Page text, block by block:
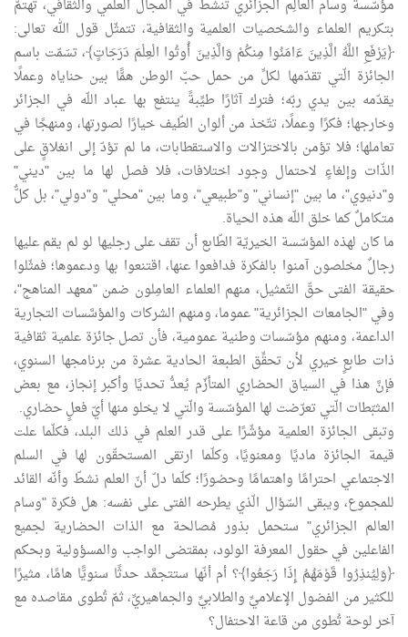
مؤسّسة وسام العالِم الجزائري تنشط في المجال العلمي والثقافي، تهتمّ
بتكريم العلماء والشخصيات العلمية والثقافية، تتمثّل قول الله تعالى:
﴿يَرْفَعِ اللَّهُ الَّذِينَ ءَامَنُوا مِنكُمْ وَالَّذِينَ أُوتُوا الْعِلْمَ دَرَجَاتٍ﴾، تسَمّت باسم
الجائزة الّتي تقدّمها لكلِّ من حمل حبّ الوطن همًّا بين حناياه وعملًا
يقدّمه بين يدي ربّه؛ فترك آثارًا طيِّبةً ينتفع بها عباد اللّه في الجزائر
وخارجها؛ فكرًا وعملًا، تتّخذ من ألوان الطّيف خيارًا لصورتها، ومنهجًا في
تعاملها؛ فلا تؤمن بالاختزالات والاستقطابات، ما لم تؤدّ إلى انغلاقٍ على
الذّات وإلغاءٍ لاحتمال وجود اختلافات، فلا فصل لها ما بين "ديني"
و"دنيوي"، ما بين "إنساني" و"طبيعي"، وما بين "محلي" و"دولي"، بل كلٌّ
متكاملٌ كما خلق اللّه هذه الحياة.
ما كان لهذه المؤسّسة الخيريّة الطّابع أن تقف على رجليها لو لم يقم عليها
رجالٌ مخلصون آمنوا بالفكرة فدافعوا عنها، اقتنعوا بها ودعموها؛ فمثّلوا
حقيقة الفتى حقّ التّمثيل، منهم العلماء العامِلون ضمن "معهد المناهج"،
وفي "الجامعات الجزائرية" عموما، ومنهم الشركات والمؤسَّسات التجارية
الداعمة، ومنهم مؤسّسات وطنية عمومية، فأن تصل جائزة علمية ثقافية
ذات طابعٍ خيري لأن تحقِّق الطبعة الحادية عشرة من برنامجها السنوي،
فإنَّ هذا في السياق الحضاري المتأزّم يُعدُّ تحديًا وأكبر إنجاز، مع بعض
المثبّطات الّتي تعرّضت لها المؤسّسة والّتي لا يخلو منها أيّ فعلٍ حضاري.
وتبقى الجائزة العلمية مؤشّرًا على قدر العلم في ذلك البلد، فكلّما علت
قيمة الجائزة ماديًا ومعنويًا، وكلّما ارتقى المستحقّون لها في السلم
الاجتماعي احترامًا واهتمامًا وحضورًا؛ كلّما دلّ أنّ العلم نشطّ وأنّه القائد
للمجموع، ويبقى السّؤال الّذي يطرحه الفتى على نفسه: هل فكرة "وسام
العالم الجزائري" ستحمل بذور مُصالحة مع الذات الحضارية لجميع
الفاعلين في حقول المعرفة الولود، بمقتضى الواجب والمسؤولية وبحكم
﴿وَلِيُنذِرُوا قَوْمَهُمُ إِذَا رَجَعُوا﴾؟ أم أنّها ستتجمَّد حدثًا سنويًّا هامًا، مثيرًا
للكثير من الفضول الإعلاميِّ والطلابيِّ والجماهيريِّ، ثمّ تُطوى مقاصده مع
آخر لوحة تُطوى من قاعة الاحتفال؟